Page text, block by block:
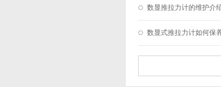
数显推拉力计的维护介
数显式推拉力计如何保